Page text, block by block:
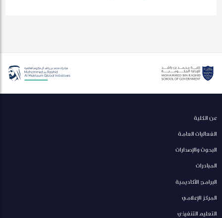
عن الكلية
الفعاليات العامة
البحوث والإصدارات
المبادرات
البرامج الأكاديمية
المركز الإعلامي
التعليم التنفيذي